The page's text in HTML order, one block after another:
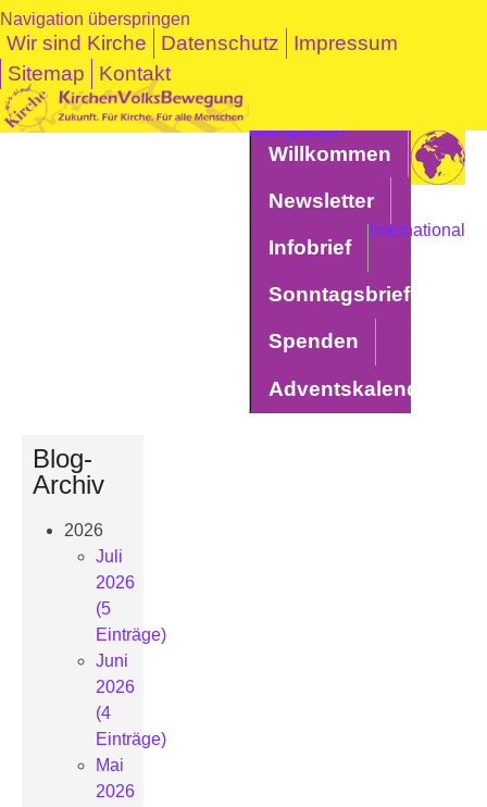
Navigation überspringen
Wir sind Kirche Datenschutz
Impressum
Sitemap
Kontakt
International
Navigation überspringen
Willkommen
Newsletter
Infobrief
Sonntagsbriefe
Spenden
Adventskalender
Blog-
Archiv
2026
Juli
2026
(5
Einträge)
Juni
2026
(4
Einträge)
Mai
2026